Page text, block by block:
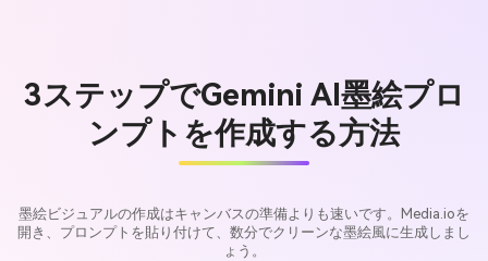
3ステップでGemini AI墨絵プロ
ンプトを作成する方法
墨絵ビジュアルの作成はキャンバスの準備よりも速いです。Media.ioを
開き、プロンプトを貼り付けて、数分でクリーンな墨絵風に生成しまし
ょう。